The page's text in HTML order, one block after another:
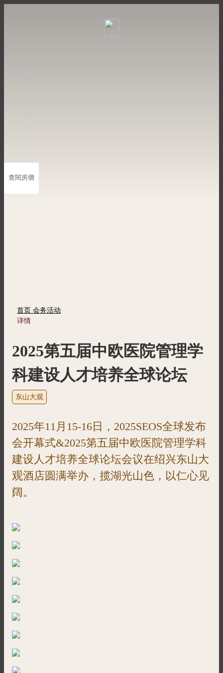
查閱房價
首页 会务活动
详情
2025第五届中欧医院管理学
科建设人才培养全球论坛
东山大观
2025年11月15-16日，2025SEOS全球发布
会开幕式&2025第五届中欧医院管理学科
建设人才培养全球论坛会议在绍兴东山大
观酒店圆满举办，揽湖光山色，以仁心见
阔。